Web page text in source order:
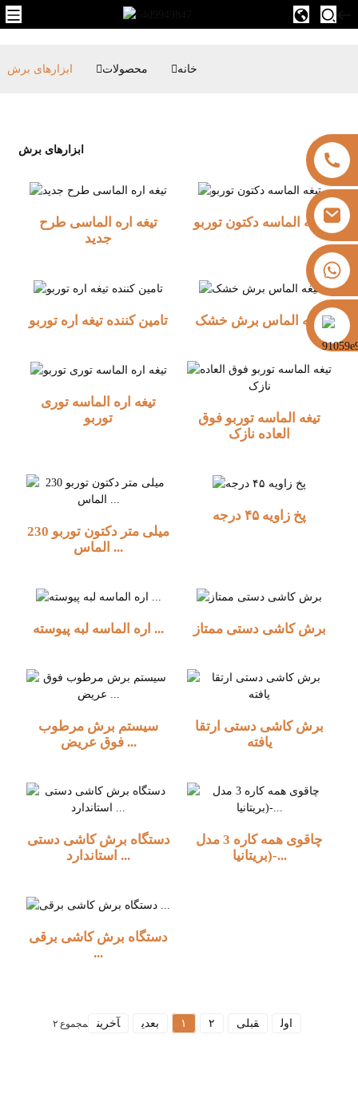
https://vk.com/id855439469
خانه محصولات ابزارهای برش
ابزارهای برش
تیغه اره الماسی طرح
جدید
تیغه الماسه دکتون توربو
تامین کننده تیغه اره توربو تیغه الماس برش خشک
تیغه اره الماسه توری
توربو
تیغه الماسه توربو فوق
العاده نازک
230 میلی متر دکتون توربو
الماس ...
پخ زاویه ۴۵ درجه
اره الماسه لبه پیوسته ... برش کاشی دستی ممتاز
سیستم برش مرطوب
فوق عریض ...
برش کاشی دستی ارتقا
یافته
دستگاه برش کاشی دستی
استاندارد ...
چاقوی همه کاره 3 مدل
(بریتانیا-...
دستگاه برش کاشی برقی
...
اول قبلی ۱ ۲ بعدی آخرین مجموع ۲